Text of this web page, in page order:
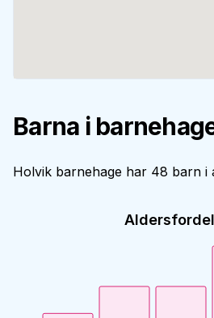
Barna i
Holvik barnehage har 48 barn i